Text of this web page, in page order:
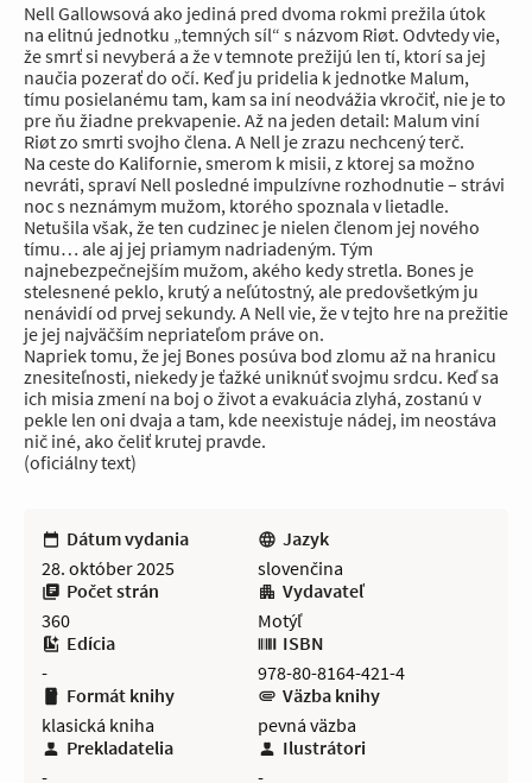
Nell Gallowsová ako jediná pred dvoma rokmi prežila útok
na elitnú jednotku „temných síl“ s názvom Riøt. Odvtedy vie,
že smrť si nevyberá a že v temnote prežijú len tí, ktorí sa jej
naučia pozerať do očí. Keď ju pridelia k jednotke Malum,
tímu posielanému tam, kam sa iní neodvážia vkročiť, nie je to
pre ňu žiadne prekvapenie. Až na jeden detail: Malum viní
Riøt zo smrti svojho člena. A Nell je zrazu nechcený terč.
Na ceste do Kalifornie, smerom k misii, z ktorej sa možno
nevráti, spraví Nell posledné impulzívne rozhodnutie – strávi
noc s neznámym mužom, ktorého spoznala v lietadle.
Netušila však, že ten cudzinec je nielen členom jej nového
tímu… ale aj jej priamym nadriadeným. Tým
najnebezpečnejším mužom, akého kedy stretla. Bones je
stelesnené peklo, krutý a neľútostný, ale predovšetkým ju
nenávidí od prvej sekundy. A Nell vie, že v tejto hre na prežitie
je jej najväčším nepriateľom práve on.
Napriek tomu, že jej Bones posúva bod zlomu až na hranicu
znesiteľnosti, niekedy je ťažké uniknúť svojmu srdcu. Keď sa
ich misia zmení na boj o život a evakuácia zlyhá, zostanú v
pekle len oni dvaja a tam, kde neexistuje nádej, im neostáva
nič iné, ako čeliť krutej pravde.
(oficiálny text)
Dátum vydania
28. október 2025
Jazyk
slovenčina
Počet strán
360
Vydavateľ
Motýľ
Edícia
-
ISBN
978-80-8164-421-4
Formát knihy
klasická kniha
Väzba knihy
pevná väzba
Prekladatelia
-
Ilustrátori
-